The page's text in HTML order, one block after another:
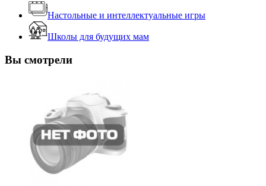
Настольные и интеллектуальные игры
Школы для будущих мам
Вы смотрели